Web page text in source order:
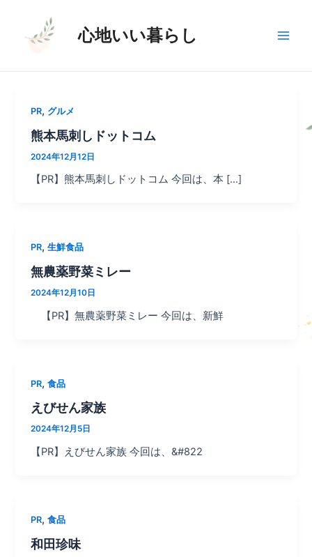
心地いい暮らし
PR, グルメ
熊本馬刺しドットコム
2024年12月12日
【PR】熊本馬刺しドットコム 今回は、本 […]
PR,生鮮食品
無農薬野菜ミレー
2024年12月10日
【PR】無農薬野菜ミレー 今回は、新鮮
PR,食品
えびせん家族
2024年12月5日
【PR】えびせん家族 今回は、&#822
PR,食品
和田珍味